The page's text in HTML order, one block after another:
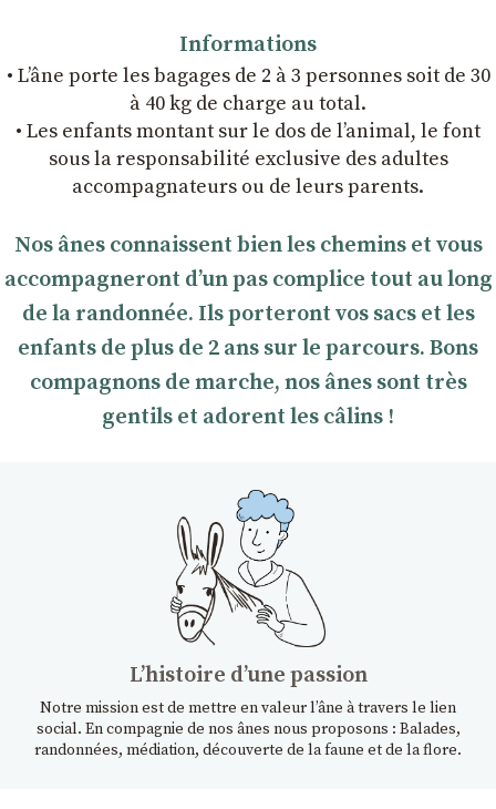
Informations
• L’âne porte les bagages de 2 à 3 personnes soit de 30
à 40 kg de charge au total.
• Les enfants montant sur le dos de l’animal, le font
sous la responsabilité exclusive des adultes
accompagnateurs ou de leurs parents.
Nos ânes connaissent bien les chemins et vous
accompagneront dʼun pas complice tout au long
de la randonnée. Ils porteront vos sacs et les
enfants de plus de 2 ans sur le parcours. Bons
compagnons de marche, nos ânes sont très
gentils et adorent les câlins !
Lʼhistoire dʼune passion
Notre mission est de mettre en valeur l’âne à travers le lien
social. En compagnie de nos ânes nous proposons : Balades,
randonnées, médiation, découverte de la faune et de la flore.